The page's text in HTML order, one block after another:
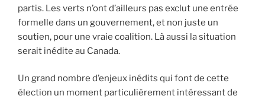
partis. Les verts n’ont d’ailleurs pas exclut une entrée
formelle dans un gouvernement, et non juste un
soutien, pour une vraie coalition. Là aussi la situation
serait inédite au Canada.
Un grand nombre d’enjeux inédits qui font de cette
élection un moment particulièrement intéressant de